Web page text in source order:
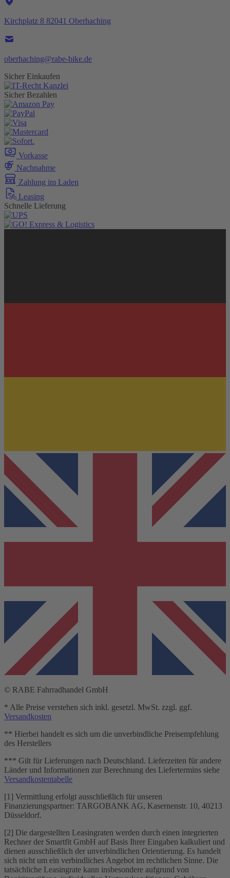
Kirchplatz 8 82041 Oberhaching
oberhaching@rabe-bike.de
Sicher Einkaufen
Sicher Bezahlen
Vorkasse
Nachnahme
Zahlung im Laden
Leasing
Schnelle Lieferung
© RABE Fahrradhandel GmbH
* Alle Preise verstehen sich inkl. gesetzl. MwSt. zzgl. ggf.
Versandkosten
** Hierbei handelt es sich um die unverbindliche Preisempfehlung
des Herstellers
*** Gilt für Lieferungen nach Deutschland. Lieferzeiten für andere
Länder und Informationen zur Berechnung des Liefertermins siehe
Versandkostentabelle
[1] Vermittlung erfolgt ausschließlich für unseren
Finanzierungspartner: TARGOBANK AG, Kasernenstr. 10, 40213
Düsseldorf.
[2] Die dargestellten Leasingraten werden durch einen integrierten
Rechner der Smartfit GmbH auf Basis Ihrer Eingaben kalkuliert und
dienen ausschließlich der unverbindlichen Orientierung. Es handelt
sich nicht um ein verbindliches Angebot im rechtlichen Sinne. Die
tatsächliche Leasingrate kann insbesondere aufgrund von